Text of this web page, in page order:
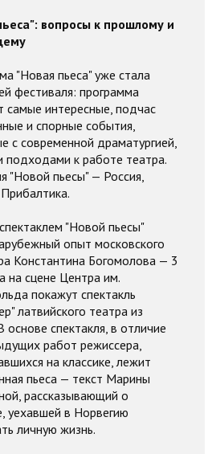
вопросы к прошлому и
"Новая пьеса" уже стала
фестиваля: программа
самые интересные, подчас
и спорные события,
с современной драматургией,
подходами к работе театра.
"Новой пьесы" — Россия,
"Новой пьесы"
опыт московского
Константина Богомолова — 3
на сцене Центра им.
покажут спектакль
латвийского театра из
основе спектакля, в отличие
работ режиссера,
на классике, лежит
пьеса — текст Марины
рассказывающий о
уехавшей в Норвегию
личную жизнь.